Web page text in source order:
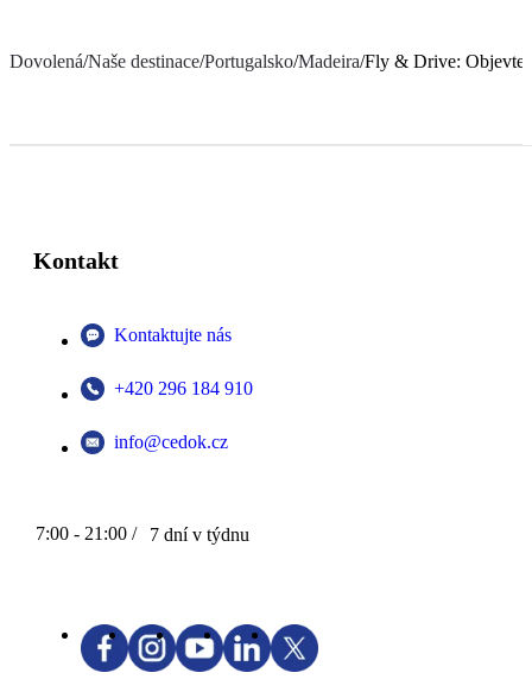
Dovolená/Naše destinace/Portugalsko/Madeira/Fly & Drive: Objevte
Kontakt
Kontaktujte nás
+420 296 184 910
info@cedok.cz
7:00 - 21:00 / 7 dní v týdnu